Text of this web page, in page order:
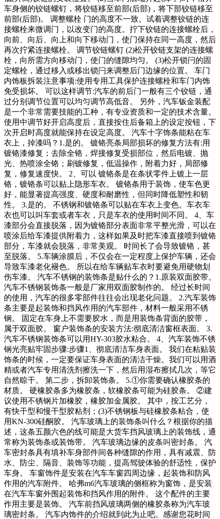
车身侧的铰链螺钉，将铰链移至前部(后部)，将下部铰链移至
前部(后部)。 调整螺栓 门的高度不一致。试着调整铰链的连
接螺栓来微调门，以改变门的高度。拧下铰链的连接螺栓后，
向前、向后、向上和向下移动门，使门保持在同一高度，然后
再次拧紧连接螺栓。 调节铰链螺钉 (2)松开铰链支架的连接螺
栓，向所需方向移动门，使门的缝隙均匀。 (3)松开锁闩的固
定螺栓，通过移入或移出锁闩来调整后门边缘的位置。 车门
内饰板拆装注意事项:使用专用工具保护连接螺栓和车门内饰
免受损坏。 可以这样调节:汽车的前后门一般有三个铰链，通
过分别调节位置可以均匀调节高低音。 另外，汽车钣金装配
是一个非常需要技能的工种，有专业资质和一定的技术含量。
使用中调节好开启高度后，直接按住后备箱上的设定按钮，下
次开启时高度就能保持在设定高度。 汽车十字饰条能粘在车
衣上，掉漆吗？1.是的。 镀铬亮条局部损坏的修复方法有:用
镀铬漆修复；去除全铬，焊接修复受损部位，然后电镀、抛
光、热喷涂全铬；刷镀修复，低温操作，附着力好，局部修
复，修复速度快。 2、可以 镀铬条是在条状零件上镀上一层
铬，镀铬条可以贴上隐形车衣。 镀铬条用于装饰，使车色更
好，能显著提高强度、硬度和耐磨性，但同时降低塑性和韧
性。 3.是的。 不锈钢和镀铬条可以贴在车衣上变色。车衣车
衣也可以叫车套或者车衣，只是车衣的使用时间不同。 4、车
漆部分会直接脱落，因为镀铬部分表面非常平整光滑，可以在
喷涂后给车漆提供附着力，这样如果及时把车漆直接喷到镀铬
部分，车漆就会脱落，非常美观。 时间长了会导致镀铬，甚
至脱落。 5.车辆涂膜后，不仅会在一定程度上保护车辆，还会
导致车漆老化褪色。 所以在给车辆贴车衣时要避免用硬物划
伤车漆。 汽车不锈钢的装饰条是贴什么的？1.原装双面胶带。
汽车不锈钢装饰条一般是厂家用双面胶制作的。 经过长时间
的使用，汽车的很多零部件往往会出现老化问题。 2.汽车装饰
条主要是起装饰和挡风作用的汽车部件，材料一般采用不锈
钢。 固定在车身上不需要胶水，而是用装饰条背面的胶带，
属于双面胶。 窗户装饰条的安装方法:彻底清洁窗框表面。 3.
汽车不锈钢装饰条可以用HY-303胶水粘合。 4、汽车装饰不锈
钢光亮贴牢固步骤:步骤1、彻底清洁车身表面。 我们在粘贴装
饰条的时候，一定要保证车身表面的清洁干燥。我们可以用酒
精或者汽车专用清洗剂擦洗一下，然后用湿布擦拭几次，等它
自然晾干。 第二步，拆卸装饰条。 5.①你需要确认橡胶条的
材质。 硬橡胶条多为橡胶条，软橡胶条可能为硅胶条。 ②建
议使用不锈钢片加橡胶，橡胶加金属胶。 其中，按工艺分，
有快干型和慢干型胶粘剂；(3)不锈钢板与硅橡胶条粘合，使
用KN-300硅酮胶。 汽车玻璃上的装饰条叫什么？根据你的描
述，这条五颜六色的线可能是大货车挡风玻璃上的装饰线，通
常称为装饰条或装饰带。 汽车玻璃边缘的皮条叫密封条。 汽
车密封条具有填补车身部件间各种缝隙的作用，具有减震、防
水、防尘、隔音、装饰等功能，提高驾驶体验的舒适性，保护
车身。 车窗饰件是安装在汽车车窗四周边缘，起装饰和防风
作用的汽车附件。 哈弗m6汽车玻璃的侧框称为窗饰，是安装
在汽车车窗外围起装饰和挡风作用的附件。 这个配件的主要
作用主要是装饰。 汽车前挡风玻璃两侧的橡胶条称为汽车玻
璃密封条。 汽车内饰件的介绍就到此为止吧。感谢您花时间